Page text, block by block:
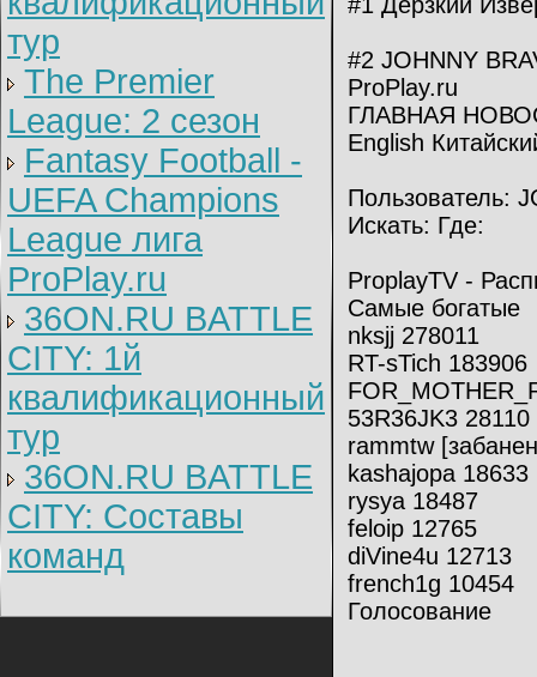
тур
The Premier
League: 2 cезон
Fantasy Football -
UEFA Champions
League лига
ProPlay.ru
36ON.RU BATTLE
CITY: 1й
квалификационный
тур
36ON.RU BATTLE
CITY: Составы
команд
#2 JОHNNY
ProPlay.ru
ГЛАВНАЯ
English
Пользователь:
Искать: Где:
ProplayTV -
Самые богатые
nksjj 278011
RT-sTich 183906
53R36JK3 28110
rammtw
kashajopa 18633
rysya 18487
feloip 12765
diVine4u 12713
french1g 10454
Голосование